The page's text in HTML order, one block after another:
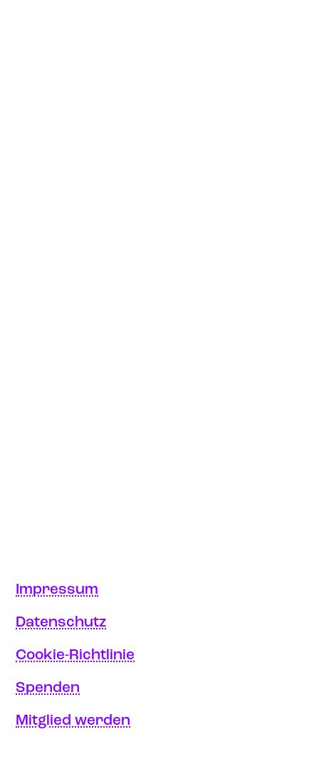
Impressum
Datenschutz
Cookie-Richtlinie
Spenden
Mitglied werden